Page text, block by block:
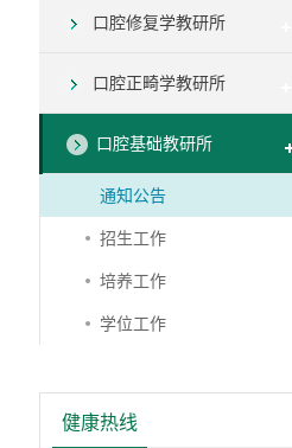
口腔修复学教研所
口腔正畸学教研所
口腔基础教研所
通知公告
招生工作
培养工作
学位工作
健康热线